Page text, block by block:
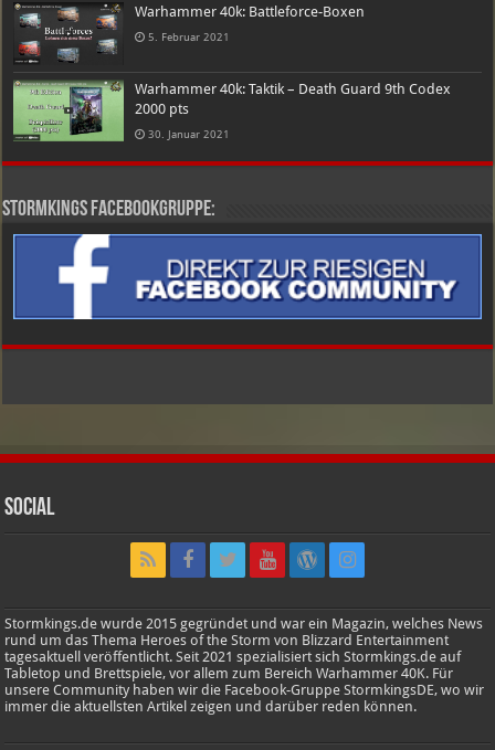
Warhammer 40k: Battleforce-Boxen
5. Februar 2021
Warhammer 40k: Taktik – Death Guard 9th Codex
2000 pts
30. Januar 2021
Stormkings Facebookgruppe:
Social
Stormkings.de wurde 2015 gegründet und war ein Magazin, welches News
rund um das Thema Heroes of the Storm von Blizzard Entertainment
tagesaktuell veröffentlicht. Seit 2021 spezialisiert sich Stormkings.de auf
Tabletop und Brettspiele, vor allem zum Bereich Warhammer 40K. Für
unsere Community haben wir die Facebook-Gruppe StormkingsDE, wo wir
immer die aktuellsten Artikel zeigen und darüber reden können.